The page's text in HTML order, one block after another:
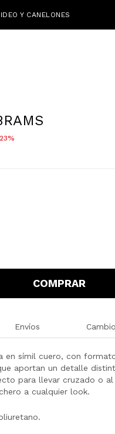
Y CANELONES
23
COMPRAR
Envíos
en símil cuero, con
aportan un detalle
para llevar cruzado o
a cualquier look.